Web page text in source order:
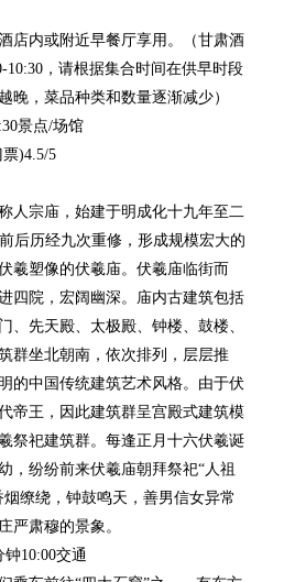
店内或附近早餐厅享用。（甘肃酒
10:30，请根据集合时间在供早时段
晚，菜品种类和数量逐渐减少）
景点/场馆
)4.5/5
人宗庙，始建于明成化十九年至二
后历经九次重修，形成规模宏大的
羲塑像的伏羲庙。伏羲庙临街而
四院，宏阔幽深。庙内古建筑包括
、先天殿、太极殿、钟楼、鼓楼、
群坐北朝南，依次排列，层层推
的中国传统建筑艺术风格。由于伏
帝王，因此建筑群呈宫殿式建筑模
祭祀建筑群。每逢正月十六伏羲诞
，纷纷前来伏羲庙朝拜祭祀“人祖
缭绕，钟鼓鸣天，善男信女异常
严肃穆的景象。
10:00交通